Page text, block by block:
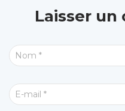
Laisser
Nom *
E-mail *